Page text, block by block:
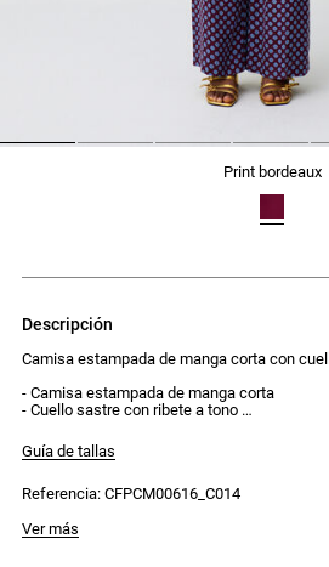
print bordeaux
descripción
Camisa estampada de manga corta con
- Camisa estampada de manga corta
- Cuello sastre con ribete a tono
- Jaretas con lazos en los laterales para
- Corte corto y ajustado
Guía de tallas
Referencia: CFPCM00616_C014
Modelo mide 177 cm y lleva una talla 34
Ver más